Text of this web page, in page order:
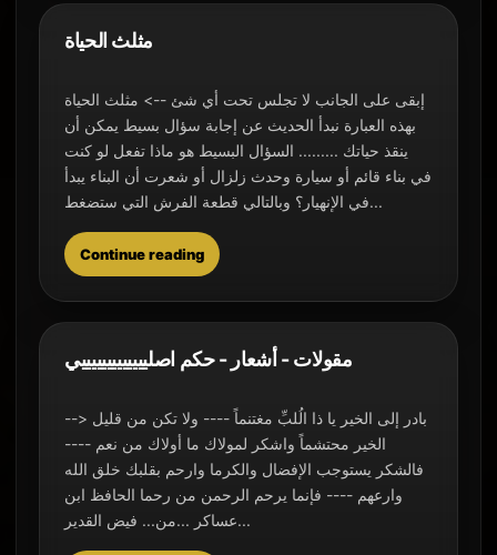
مثلث الحياة
إبقى على الجانب لا تجلس تحت أي شئ --> مثلث الحياة
بهذه العبارة نبدأ الحديث عن إجابة سؤال بسيط يمكن أن
ينقذ حياتك ......... السؤال البسيط هو ماذا تفعل لو كنت
في بناء قائم أو سيارة وحدث زلزال أو شعرت أن البناء يبدأ
في الإنهيار؟ وبالتالي قطعة الفرش التي ستضغط...
Continue reading
مقولات - أشعار - حكم اصليييييييييييييي
--> بادر إلى الخير يا ذا الُلبِّ مغتنماً ---- ولا تكن من قليل
الخير محتشماً واشكر لمولاك ما أولاك من نعم ----
فالشكر يستوجب الإفضال والكرما وارحم بقلبك خلق الله
وارعهم ---- فإنما يرحم الرحمن من رحما الحافظ ابن
عساكر ...من... فيض القدير...